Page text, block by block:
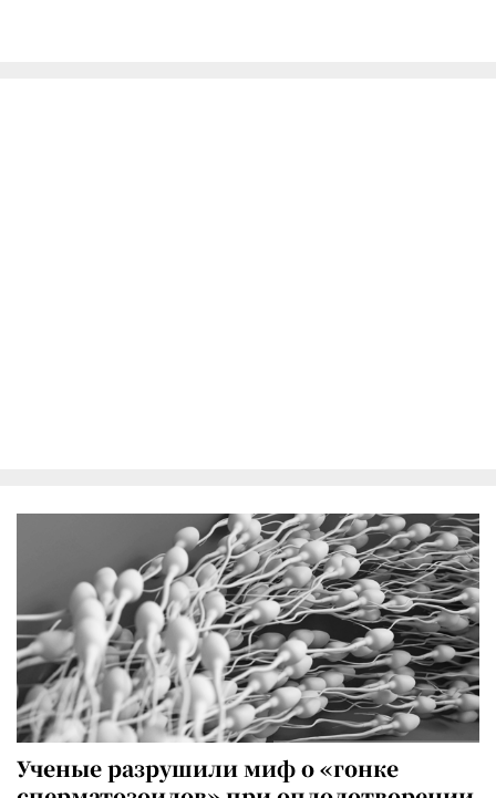
Ученые разрушили миф о «гонке